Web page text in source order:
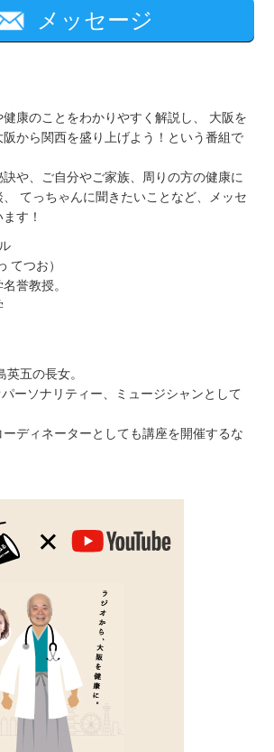
メッセージ
康のことをわかりやすく解説し、 大阪を
から関西を盛り上げよう！という番組で
や、ご自分やご家族、周りの方の健康に
てっちゃんに聞きたいことなど、メッセ
す！
てつお）
誉教授。
英五の長女。
ーソナリティー、ミュージシャンとして
ーディネーターとしても講座を開催するな